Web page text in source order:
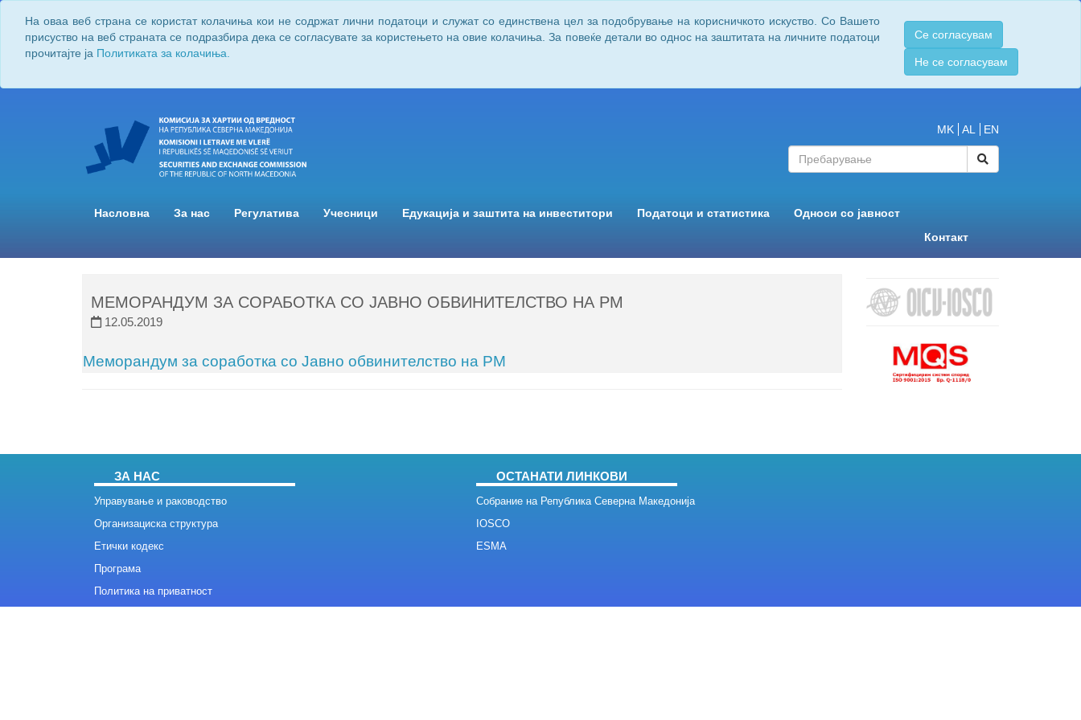
На оваа веб страна се користат колачиња кои не содржат лични податоци и служат со единствена цел за подобрување на корисничкото искуство. Со Вашето
присуство на веб страната се подразбира дека се согласувате за користењето на овие колачиња. За повеќе детали во однос на заштитата на личните податоци
прочитајте ја Политиката за колачиња.
Се согласувам
Не се согласувам
MK AL EN
Насловна За нас Регулатива Учесници Едукација и заштита на инвеститори Податоци и статистика
Односи со јавност
Контакт
МЕМОРАНДУМ ЗА СОРАБОТКА СО ЈАВНО ОБВИНИТЕЛСТВО НА РМ
12.05.2019
Меморандум за соработка со Јавно обвинителство на РМ
ЗА НАС
Управување и раководство
Организациска структура
Етички кодекс
Програма
Политика на приватност
ОСТАНАТИ ЛИНКОВИ
Собрание на Република Северна Македонија
IOSCO
ESMA